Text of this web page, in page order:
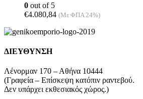
0 out of 5
€4.080,84 (Με ΦΠΑ 24%)
ΔΙΕΥΘΥΝΣΗ
Λένορμαν 170 – Αθήνα 10444
(Γραφεία – Επίσκεψη κατόπιν ραντεβού.
Δεν υπάρχει εκθεσιακός χώρος.)